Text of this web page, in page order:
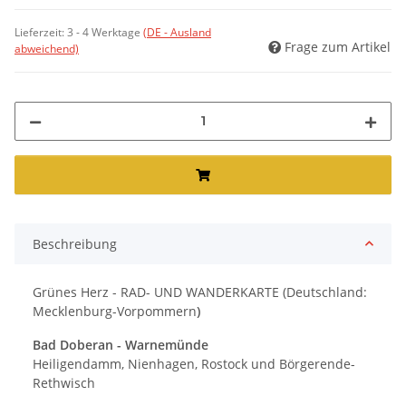
Lieferzeit:3 - 4 Werktage (DE - Ausland
abweichend)
Frage zum Artikel
Beschreibung
Grünes Herz - RAD- UND WANDERKARTE (Deutschland:
Mecklenburg-Vorpommern)
Bad Doberan - Warnemünde
Heiligendamm, Nienhagen, Rostock und Börgerende-
Rethwisch